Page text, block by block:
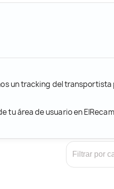
un tracking del transportista
tu área de usuario en